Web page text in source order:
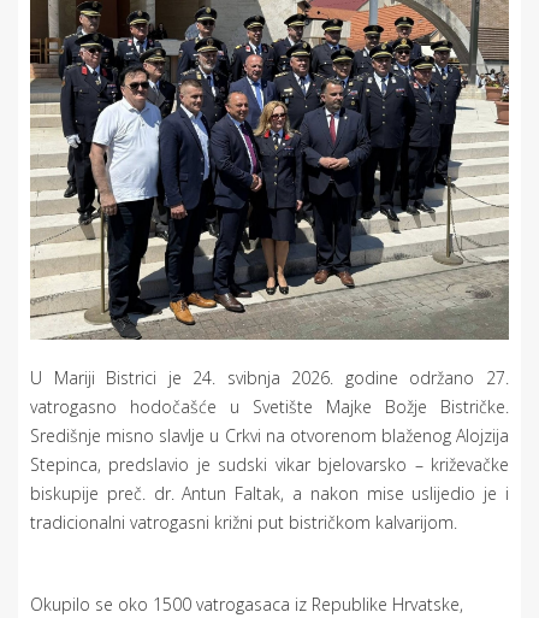
U Mariji Bistrici je 24. svibnja 2026. godine održano 27.
vatrogasno hodočašće u Svetište Majke Božje Bistričke.
Središnje misno slavlje u Crkvi na otvorenom blaženog Alojzija
Stepinca, predslavio je sudski vikar bjelovarsko – križevačke
biskupije preč. dr. Antun Faltak, a nakon mise uslijedio je i
tradicionalni vatrogasni križni put bistričkom kalvarijom.
Okupilo se oko 1500 vatrogasaca iz Republike Hrvatske,